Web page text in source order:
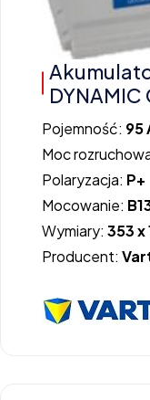
DYNAMIC
Pojemność: 95
Moc
Polaryzacja: P+
Mocowanie:
Wymiary: 353 x
Producent: